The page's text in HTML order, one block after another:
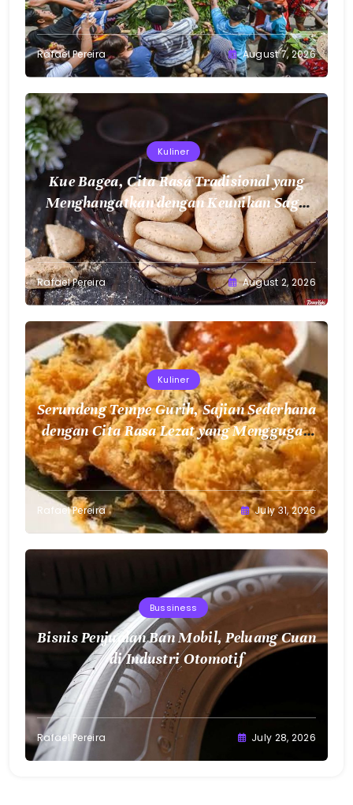
Rafael Pereira August 7, 2026
Kuliner
Kue Bagea, Cita Rasa Tradisional yang
Menghangatkan dengan Keunikan Sagu
Nusantara
Rafael Pereira August 2, 2026
Kuliner
Serundeng Tempe Gurih, Sajian Sederhana
dengan Cita Rasa Lezat yang Menggugah
Selera
Rafael Pereira July 31, 2026
Bussiness
Bisnis Penjualan Ban Mobil, Peluang Cuan
di Industri Otomotif
Rafael Pereira July 28, 2026